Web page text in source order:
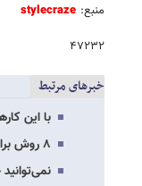
منبع: stylecraze
۴۷۲۳۲
خبرهای مرتبط
با این کارها به
۸ روش برای اینکه بدون ورزش وزن کم کنید
نمی‌توانید